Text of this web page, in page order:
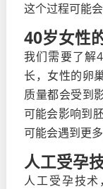
这个过程可能
40岁女性
我们需要了解
长，女性的卵
质量都会受到
可能会影响到
可能会遇到更多
人工受孕
人工受孕技